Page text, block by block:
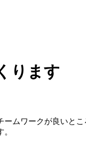
ムワークが良いと